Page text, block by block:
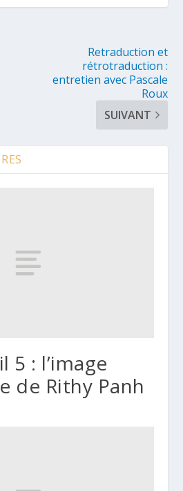
Retraduction et
rétrotraduction :
entretien avec Pascale
Roux
SUIVANT
5 : l’image
de Rithy Panh